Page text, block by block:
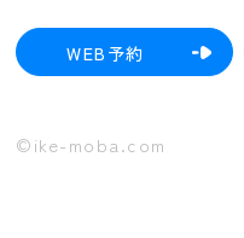
WEB予約
©ike-moba.com